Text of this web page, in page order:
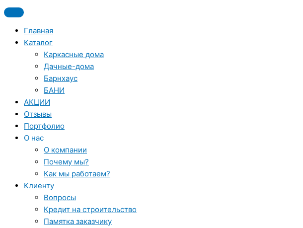
Перейти
к
содержимому
Главная
Каталог
Каркасные дома
Дачные-дома
Барнхаус
БАНИ
АКЦИИ
Отзывы
Портфолио
О нас
О компании
Почему мы?
Как мы работаем?
Клиенту
Вопросы
Кредит на строительство
Памятка заказчику